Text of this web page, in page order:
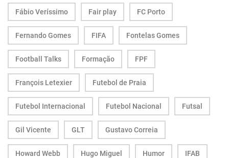
Fábio Veríssimo Fair play FC Porto
Fernando Gomes FIFA Fontelas Gomes
Football Talks Formação FPF
François Letexier Futebol de Praia
Futebol Internacional Futebol Nacional Futsal
Gil Vicente GLT Gustavo Correia
Howard Webb Hugo Miguel Humor IFAB